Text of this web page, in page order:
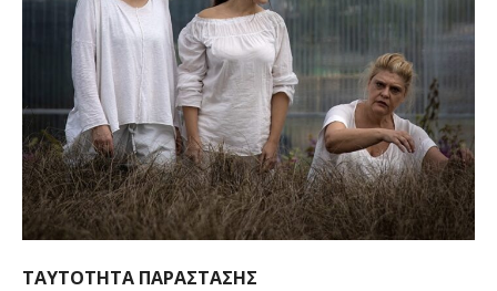
ΤΑΥΤΟΤΗΤΑ ΠΑΡΑΣΤΑΣΗΣ